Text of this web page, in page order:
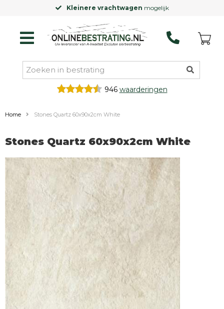
Kleinere vrachtwagen mogelijk
946 waarderingen
Home Stones Quartz 60x90x2cm White
Stones Quartz 60x90x2cm White